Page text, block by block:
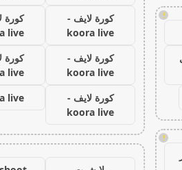
!
!
كورة لايف -
koora live
كورة
live
كورة لايف -
koora live
كورة
live
كورة لايف -
koora live
live